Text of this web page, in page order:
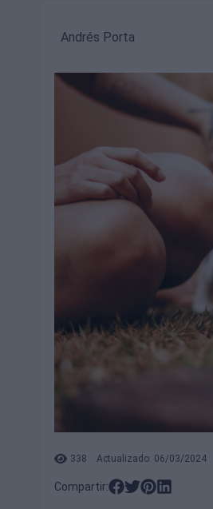
Andrés Porta
338 Actualizado: 06/03/2024
Compartir: